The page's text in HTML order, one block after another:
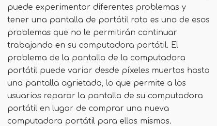
puede experimentar diferentes problemas y
tener una pantalla de portátil rota es uno de esos
problemas que no le permitirán continuar
trabajando en su computadora portátil. El
problema de la pantalla de la computadora
portátil puede variar desde píxeles muertos hasta
una pantalla agrietada, lo que permite a los
usuarios reparar la pantalla de su computadora
portátil en lugar de comprar una nueva
computadora portátil para ellos mismos.